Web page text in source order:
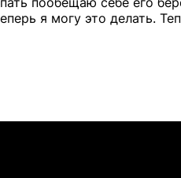
я могу это делать.